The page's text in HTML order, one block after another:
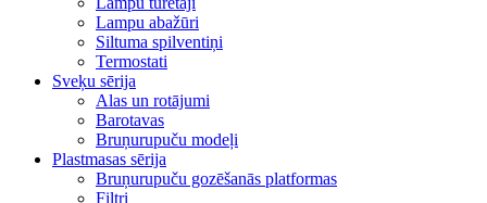
Lampu abažūri
Siltuma spilventiņi
Termostati
Sveķu sērija
Alas un rotājumi
Barotavas
Bruņurupuču modeļi
Plastmasas sērija
Bruņurupuču gozēšanās platformas
Filtri